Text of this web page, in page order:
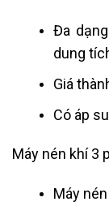
Đa
dung
Giá
Có áp
Máy nén khí 3
Máy